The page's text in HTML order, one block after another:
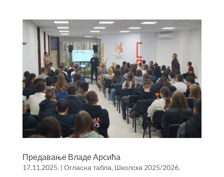
Предавање Владе Арсића
17.11.2025. | Огласна табла, Школска 2025/2026.